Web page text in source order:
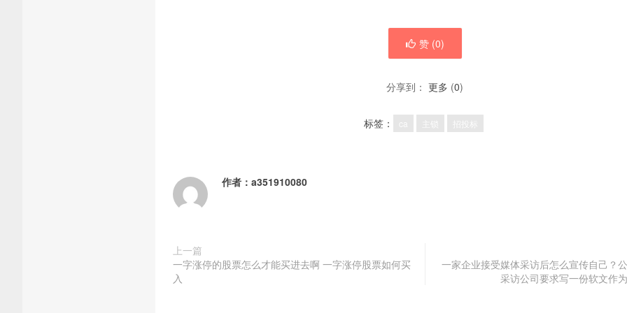
赞 (0)
分享到： 更多 (0)
标签： ca 招投标
作者： a351910080
上一篇
一字涨停的股票怎么才能买进去啊 一字涨停股票如何买
入
一家企业接受媒体采访后怎么宣传自己？
采访公司要求写一份软文作